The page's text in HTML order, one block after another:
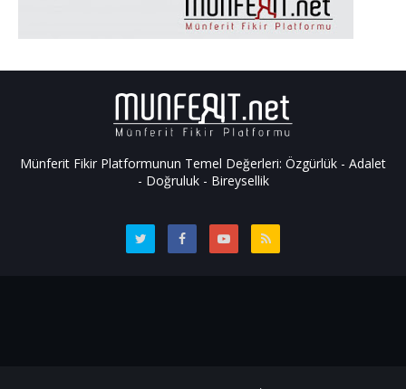
Münferit Fikir Platformunun Temel Değerleri: Özgürlük - Adalet
- Doğruluk - Bireysellik